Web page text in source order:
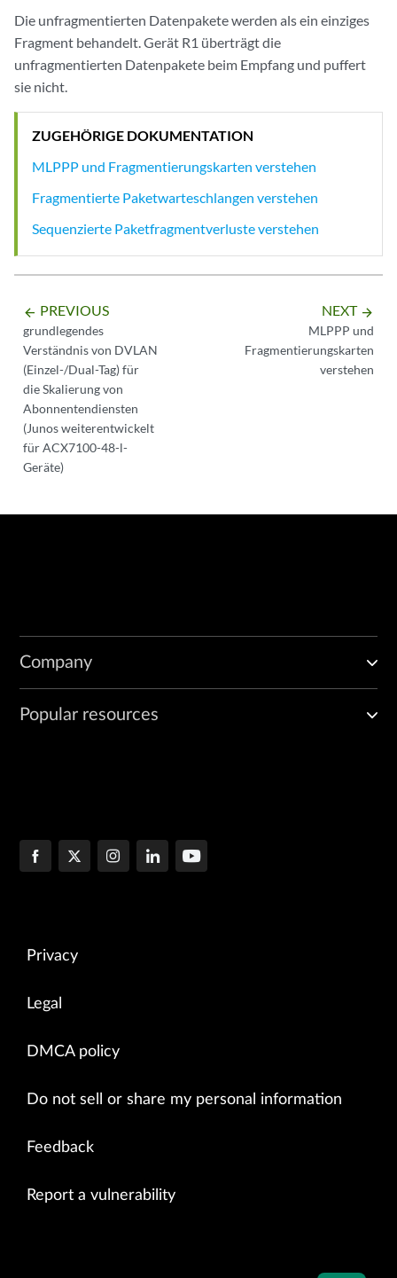
Die unfragmentierten Datenpakete werden als ein einziges
Fragment behandelt. Gerät R1 überträgt die
unfragmentierten Datenpakete beim Empfang und puffert
sie nicht.
ZUGEHÖRIGE DOKUMENTATION
MLPPP und Fragmentierungskarten verstehen
Fragmentierte Paketwarteschlangen verstehen
Sequenzierte Paketfragmentverluste verstehen
arrow_backward PREVIOUS
grundlegendes
Verständnis von DVLAN
(Einzel-/Dual-Tag) für
die Skalierung von
Abonnentendiensten
(Junos weiterentwickelt
für ACX7100-48-l-
Geräte)
NEXT arrow_forward
MLPPP und
Fragmentierungskarten
verstehen
Company
Popular resources
Privacy
Legal
DMCA policy
Do not sell or share my personal information
Feedback
Report a vulnerability